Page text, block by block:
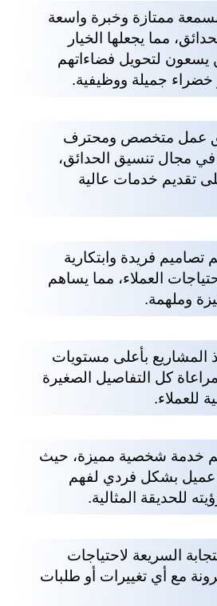
ممتازة وخبرة واسعة
مما يجعلها الخيار
يسعون لتحويل فضاءاتهم
خضراء جميلة ووظيفية.
عمل متخصص ومحترف
في مجال تنسيق الحدائق،
تقديم خدمات عالية
تصاميم فريدة وابتكارية
العملاء، مما يساهم
وملهمة.
المشاريع بأعلى مستويات
كل التفاصيل الصغيرة
للعملاء.
خدمة شخصية مميزة، حيث
عميل بشكل فردي لفهم
للحديقة المثالية.
السريعة لاحتياجات
مع أي تغييرات أو طلبات